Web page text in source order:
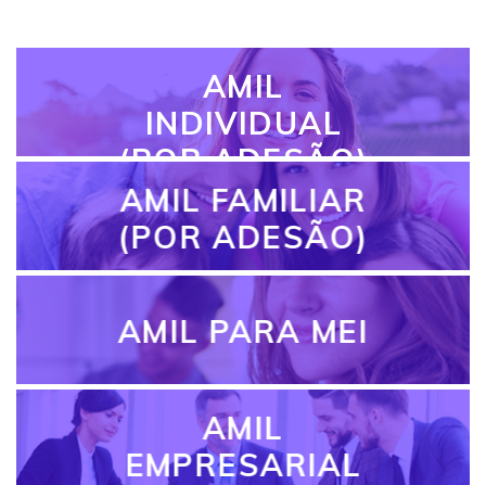
AMIL
INDIVIDUAL
(POR ADESÃO)
AMIL FAMILIAR
(POR ADESÃO)
AMIL PARA MEI
AMIL
EMPRESARIAL